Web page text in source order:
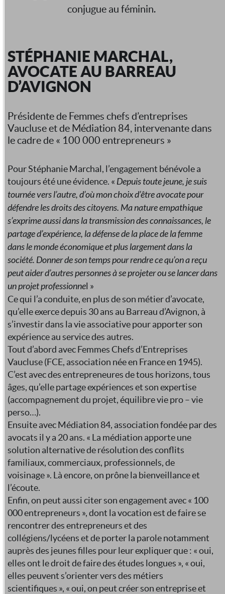
conjugue au féminin.
STÉPHANIE MARCHAL,
AVOCATE AU BARREAU
D’AVIGNON
Présidente de Femmes chefs d’entreprises
Vaucluse et de Médiation 84, intervenante dans
le cadre de « 100 000 entrepreneurs »
Pour Stéphanie Marchal, l’engagement bénévole a
toujours été une évidence. « Depuis toute jeune, je suis
tournée vers l’autre, d’où mon choix d’être avocate pour
défendre les droits des citoyens. Ma nature empathique
s’exprime aussi dans la transmission des connaissances, le
partage d’expérience, la défense de la place de la femme
dans le monde économique et plus largement dans la
société. Donner de son temps pour rendre ce qu’on a reçu
peut aider d’autres personnes à se projeter ou se lancer dans
un projet professionnel »
Ce qui l’a conduite, en plus de son métier d’avocate,
qu’elle exerce depuis 30 ans au Barreau d’Avignon, à
s’investir dans la vie associative pour apporter son
expérience au service des autres.
Tout d’abord avec Femmes Chefs d’Entreprises
Vaucluse (FCE, association née en France en 1945).
C’est avec des entrepreneures de tous horizons, tous
âges, qu’elle partage expériences et son expertise
(accompagnement du projet, équilibre vie pro – vie
perso…).
Ensuite avec Médiation 84, association fondée par des
avocats il y a 20 ans. « La médiation apporte une
solution alternative de résolution des conflits
familiaux, commerciaux, professionnels, de
voisinage ». Là encore, on prône la bienveillance et
l’écoute.
Enfin, on peut aussi citer son engagement avec « 100
000 entrepreneurs », dont la vocation est de faire se
rencontrer des entrepreneurs et des
collégiens/lycéens et de porter la parole notamment
auprès des jeunes filles pour leur expliquer que : « oui,
elles ont le droit de faire des études longues », « oui,
elles peuvent s’orienter vers des métiers
scientifiques », « oui, on peut créer son entreprise et